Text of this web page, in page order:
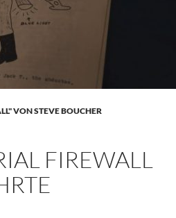
VON STEVE BOUCHER
FIREWALL